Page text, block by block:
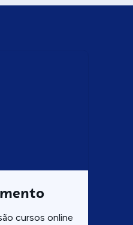
cursos online